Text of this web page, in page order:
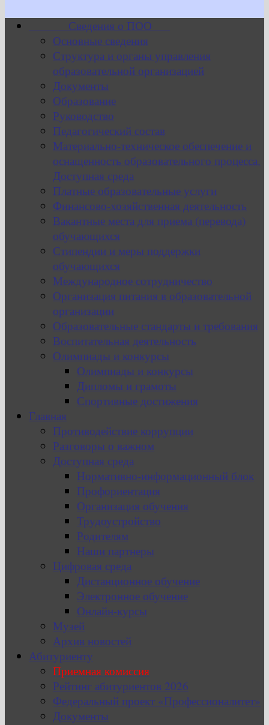
Сведения о ПОО
Основные сведения
Структура и органы управления
образовательной организацией
Документы
Образование
Руководство
Педагогический состав
Материально-техническое обеспечение и
оснащенность образовательного процесса.
Доступная среда
Платные образовательные услуги
Финансово-хозяйственная деятельность
Вакантные места для приема (перевода)
обучающихся
Стипендии и меры поддержки
обучающихся
Международное сотрудничество
Организация питания в образовательной
организации
Образовательные стандарты и требования
Воспитательная деятельность
Олимпиады и конкурсы
Олимпиады и конкурсы
Дипломы и грамоты
Спортивные достижения
Главная
Противодействие коррупции
Разговоры о важном
Доступная среда
Нормативно-информационный блок
Профориентация
Организация обучения
Трудоустройство
Родителям
Наши партнеры
Цифровая среда
Дистанционное обучение
Электронное обучение
Онлайн-курсы
Музей
Архив новостей
Абитуриенту
Приемная комиссия
Рейтинг абитуриентов 2026
Федеральный проект «Профессионалитет»
Документы